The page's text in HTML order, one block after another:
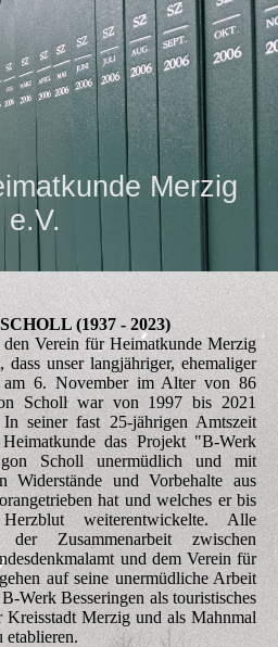
Merzig
e.V.
(1937 - 2023)
Verein für Heimatkunde Merzig
unser langjähriger, ehemaliger
am 6. November im Alter von 86
Scholl war von 1997 bis 2021
seiner fast 25-jährigen Amtszeit
das Projekt "B-Werk
Scholl unermüdlich und mit
Widerstände und Vorbehalte aus
hat und welches er bis
weiterentwickelte. Alle
der Zusammenarbeit zwischen
und dem Verein für
auf seine unermüdliche Arbeit
Werk Besseringen als touristisches
Kreisstadt Merzig und als Mahnmal
etablieren.